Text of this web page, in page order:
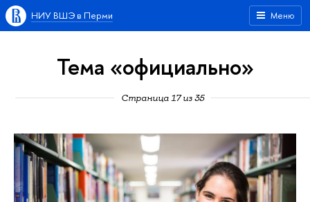
Меню
НИУ ВШЭ в Перми
Тема «официально»
Страница 17 из 35